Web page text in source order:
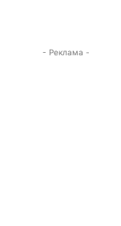
- Реклама -